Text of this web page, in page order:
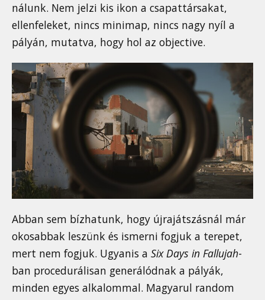
nálunk. Nem jelzi kis ikon a csapattársakat,
ellenfeleket, nincs minimap, nincs nagy nyíl a
pályán, mutatva, hogy hol az objective.
Abban sem bízhatunk, hogy újrajátszásnál már
okosabbak leszünk és ismerni fogjuk a terepet,
mert nem fogjuk. Ugyanis a Six Days in Fallujah-
ban procedurálisan generálódnak a pályák,
minden egyes alkalommal. Magyarul random